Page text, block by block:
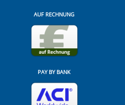
AUF RECHNUNG
PAY BY BANK